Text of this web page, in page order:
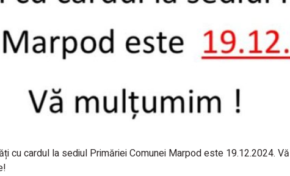
cu cardul la sediul Primăriei Comunei Marpod este 19.12.2024.